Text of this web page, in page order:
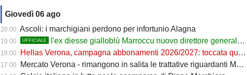
Giovedì 06 ago
20:00 Ascoli: i marchigiani perdono per infortunio Alagna
19:00 UFFICIALE l'ex diesse gialloblù Marroccu nuovo direttore generale della Reggina
18:00 Hellas Verona, campagna abbonamenti 2026/2027: toccata quota 11mila
17:00 Mercato Verona - rimangono in salita le trattative riguardanti Montipò e Segre